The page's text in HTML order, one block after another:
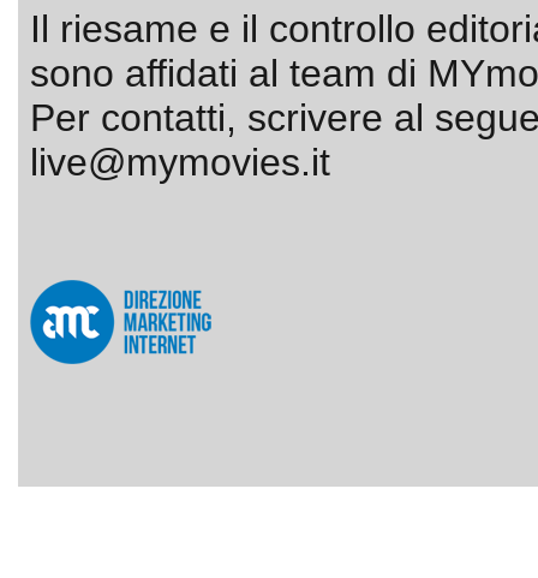
Il riesame e il controllo
sono affidati al team di
Per contatti, scrivere al
live@mymovies.it